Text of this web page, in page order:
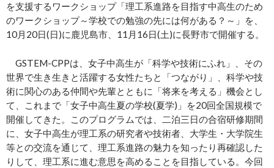
を支援するワークショップ「理工系進路を目指す中高生のため
のワークショップ～学校での勉強の先には何がある？～」を、
10月20日(日)に鹿児島市、11月16日(土)に長野市で開催する。
GSTEM-CPPは、女子中高生が「科学や技術にふれ」、その
世界で生き生きと活躍する女性たちと「つながり」、科学や技
術に関心のある仲間や先輩とともに「将来を考える」機会とし
て、これまで「女子中高生夏の学校(夏学)」を20回全国規模で
開催してきた。このプログラムでは、二泊三日の合宿研修期間
に、女子中高生が理工系の研究者や技術者、大学生・大学院生
等との交流を通じて、理工系進路の魅力を知ったり再確認した
りして、理工系に進む意思を高めることを目指している。今回